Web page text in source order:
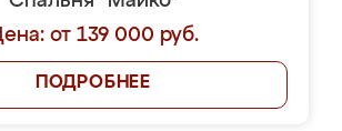
от 139 000 руб.
ПОДРОБНЕЕ